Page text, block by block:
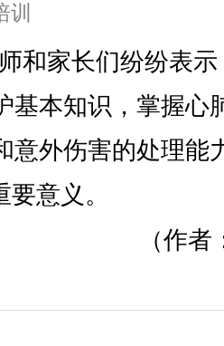
训
和家长们纷纷表
基本知识，掌握心
意外伤害的处理能
意义。
（作